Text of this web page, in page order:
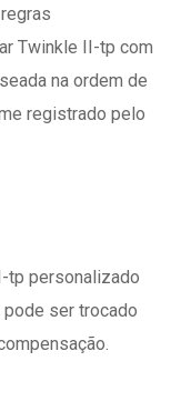
Twinkle II-tp com
na ordem de
registrado pelo
tp personalizado
pode ser trocado